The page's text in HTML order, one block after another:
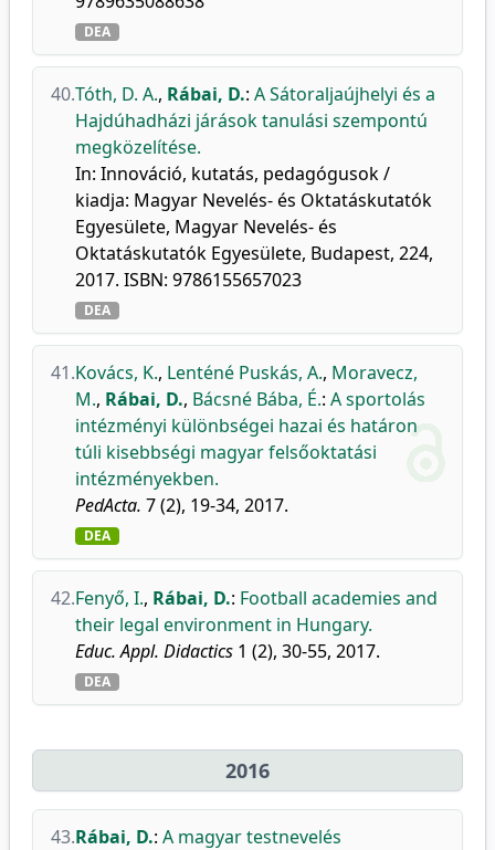
DEA
40.Tóth, D. A., Rábai, D.: A Sátoraljaújhelyi és a
Hajdúhadházi járások tanulási szempontú
megközelítése.
In: Innováció, kutatás, pedagógusok /
kiadja: Magyar Nevelés- és Oktatáskutatók
Egyesülete, Magyar Nevelés- és
Oktatáskutatók Egyesülete, Budapest, 224,
2017. ISBN: 9786155657023
DEA
41.Kovács, K., Lenténé Puskás, A., Moravecz,
M., Rábai, D., Bácsné Bába, É.: A sportolás
intézményi különbségei hazai és határon
túli kisebbségi magyar felsőoktatási
intézményekben.
PedActa. 7 (2), 19-34, 2017.
DEA
42.Fenyő, I., Rábai, D.: Football academies and
their legal environment in Hungary.
Educ. Appl. Didactics 1 (2), 30-55, 2017.
DEA
2016
43.Rábai, D.: A magyar testnevelés